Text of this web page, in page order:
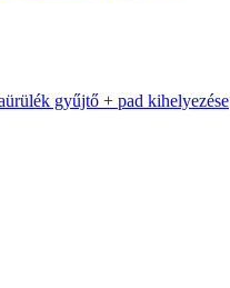
gyűjtő + pad kihelyezése